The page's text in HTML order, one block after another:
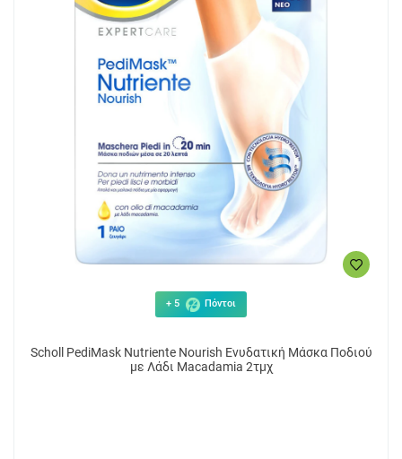
+ 5 Πόντοι
Scholl PediMask Nutriente Nourish Ενυδατική Μάσκα Ποδιού
με Λάδι Macadamia 2τμχ